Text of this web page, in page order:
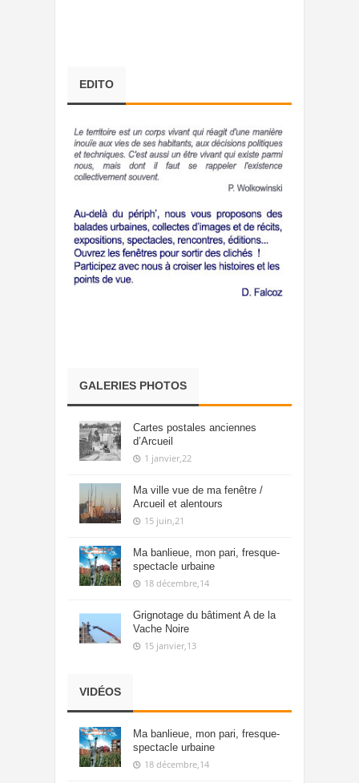
EDITO
GALERIES PHOTOS
Cartes postales anciennes
d’Arcueil
1 janvier,22
Ma ville vue de ma fenêtre /
Arcueil et alentours
15 juin,21
Ma banlieue, mon pari, fresque-
spectacle urbaine
18 décembre,14
Grignotage du bâtiment A de la
Vache Noire
15 janvier,13
VIDÉOS
Ma banlieue, mon pari, fresque-
spectacle urbaine
18 décembre,14